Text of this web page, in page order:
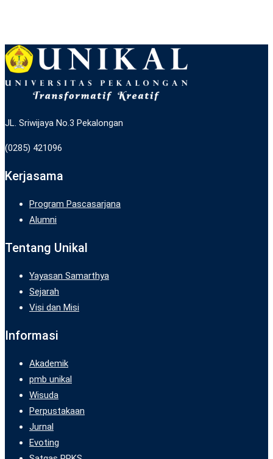
JL. Sriwijaya No.3 Pekalongan
(0285) 421096
Kerjasama
Program Pascasarjana
Alumni
Tentang Unikal
Yayasan Samarthya
Sejarah
Visi dan Misi
Informasi
Akademik
pmb unikal
Wisuda
Perpustakaan
Jurnal
Evoting